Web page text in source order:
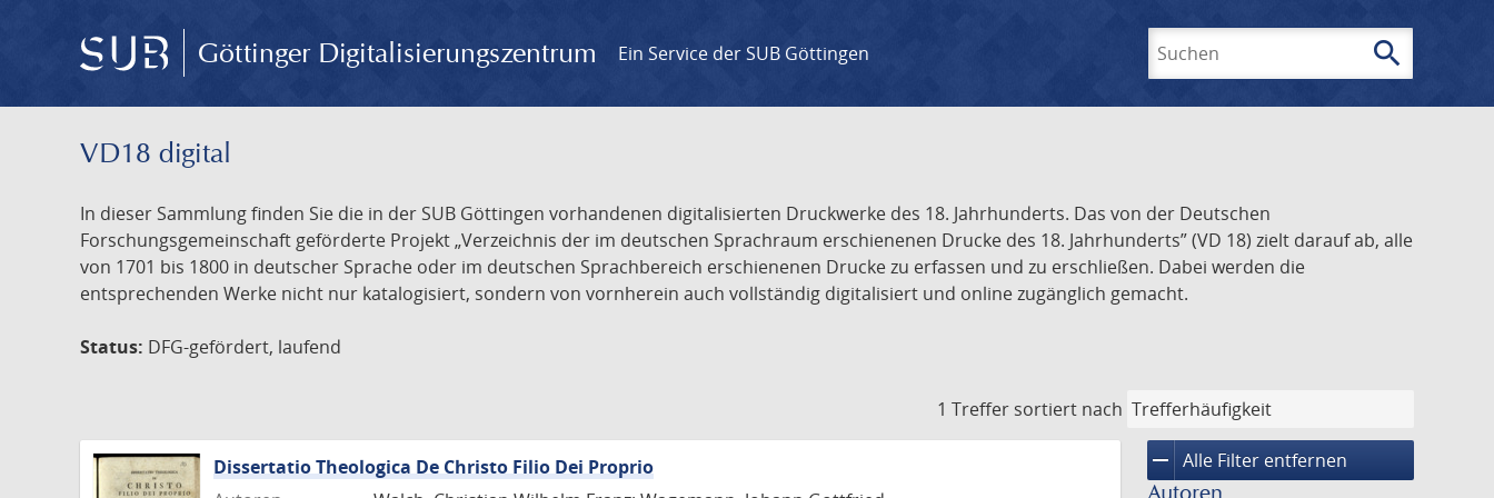
Göttinger Digitalisierungszentrum Ein Service der SUB Göttingen search
VD18 digital
In dieser Sammlung finden Sie die in der SUB Göttingen vorhandenen digitalisierten Druckwerke des 18. Jahrhunderts. Das von der Deutschen
Forschungsgemeinschaft geförderte Projekt „Verzeichnis der im deutschen Sprachraum erschienenen Drucke des 18. Jahrhunderts” (VD 18) zielt darauf ab, alle
von 1701 bis 1800 in deutscher Sprache oder im deutschen Sprachbereich erschienenen Drucke zu erfassen und zu erschließen. Dabei werden die
entsprechenden Werke nicht nur katalogisiert, sondern von vornherein auch vollständig digitalisiert und online zugänglich gemacht.
Status: DFG-gefördert, laufend
1 Treffer sortiert nach
remove Alle Filter entfernen
Dissertatio Theologica De Christo Filio Dei Proprio